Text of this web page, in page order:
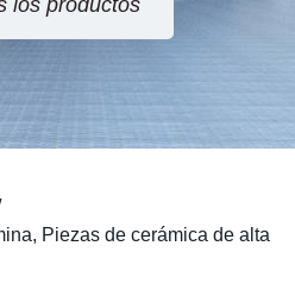
Piezas de cerámica de alta